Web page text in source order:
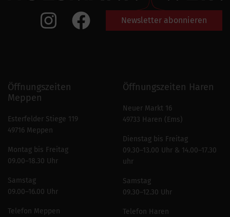
Newsletter abonnieren
Öffnungszeiten
Meppen
Esterfelder Stiege 119
49716 Meppen
Montag bis Freitag
09.00–18.30 Uhr
Samstag
09.00–16.00 Uhr
Telefon Meppen
Öffnungszeiten Haren
Neuer Markt 16
49733 Haren (Ems)
Dienstag bis Freitag
09.30–13.00 Uhr & 14.00–17.30
uhr
Samstag
09.30–12.30 Uhr
Telefon Haren